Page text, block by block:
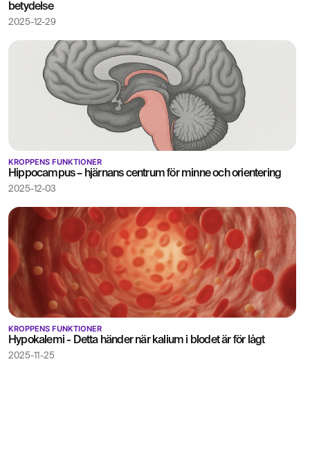
betydelse
2025-12-29
KROPPENS FUNKTIONER
Hippocampus – hjärnans centrum för minne och orientering
2025-12-03
KROPPENS FUNKTIONER
Hypokalemi - Detta händer när kalium i blodet är för lågt
2025-11-25